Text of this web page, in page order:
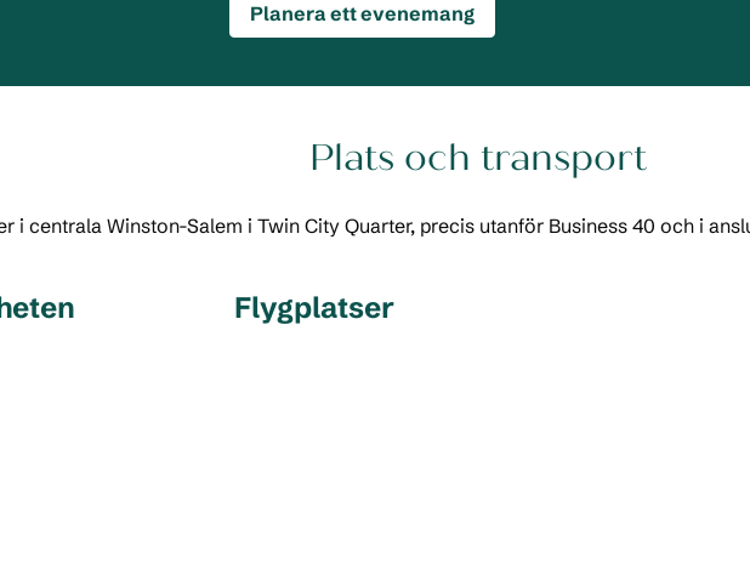
Planera ett evenemang
Plats och transport
i centrala Winston-Salem i Twin City Quarter, precis utanför Business 40 och i
Flygplatser